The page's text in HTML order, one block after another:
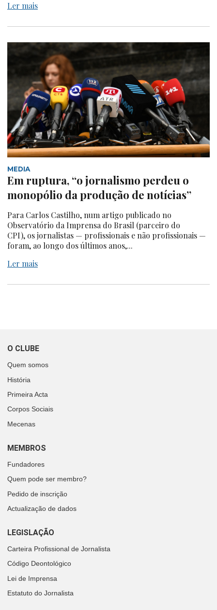
Ler mais
MEDIA
Em ruptura, “o jornalismo perdeu o
monopólio da produção de notícias”
Para Carlos Castilho, num artigo publicado no
Observatório da Imprensa do Brasil (parceiro do
CPI), os jornalistas — profissionais e não profissionais —
foram, ao longo dos últimos anos,...
Ler mais
O CLUBE
Quem somos
História
Primeira Acta
Corpos Sociais
Mecenas
MEMBROS
Fundadores
Quem pode ser membro?
Pedido de inscrição
Actualização de dados
LEGISLAÇÃO
Carteira Profissional de Jornalista
Código Deontológico
Lei de Imprensa
Estatuto do Jornalista